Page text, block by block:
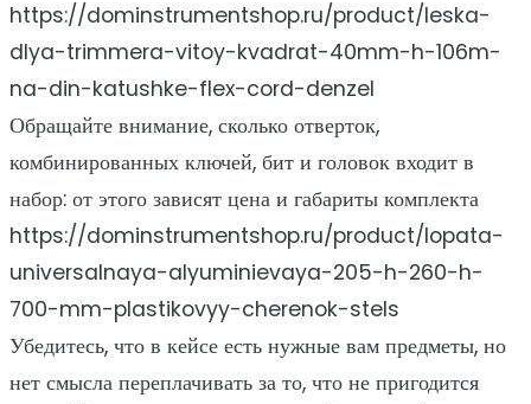
https://dominstrumentshop.ru/product/leska-
dlya-trimmera-vitoy-kvadrat-40mm-h-106m-
na-din-katushke-flex-cord-denzel
Обращайте внимание, сколько отверток,
комбинированных ключей, бит и головок входит в
набор: от этого зависят цена и габариты комплекта
https://dominstrumentshop.ru/product/lopata-
universalnaya-alyuminievaya-205-h-260-h-
700-mm-plastikovyy-cherenok-stels
Убедитесь, что в кейсе есть нужные вам предметы, но
нет смысла переплачивать за то, что не пригодится